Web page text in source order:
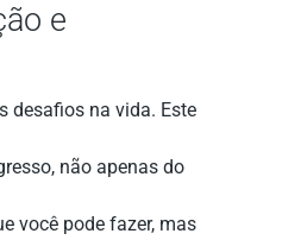
e
desafios na vida. Este
não apenas do
você pode fazer, mas